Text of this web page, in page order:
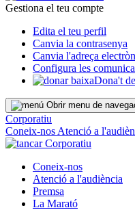
Gestiona el teu compte
Edita el teu perfil
Canvia la contrasenya
Canvia l'adreça
Configura les
Dona't
Obrir menu de
Corporatiu
Coneix-nos Atenció a
Corporatiu
Coneix-nos
Atenció a l'audiència
Premsa
La Marató